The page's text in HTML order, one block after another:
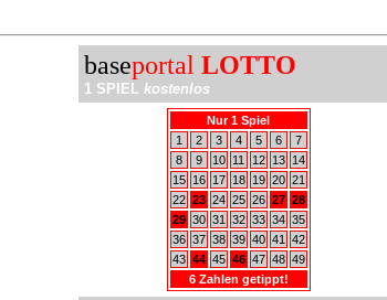
baseportal LOTTO
1 SPIEL kostenlos
Nur 1 Spiel
1
2 3 4 5 6
7
8
9 10 11 12 13
14
15
16 17 18 19 20 21
22 23 24 25 26 27 28
29 30 31 32 33 34 35
36 37 38 39 40 41
42
43 44 45 46 47 48 49
6 Zahlen getippt!